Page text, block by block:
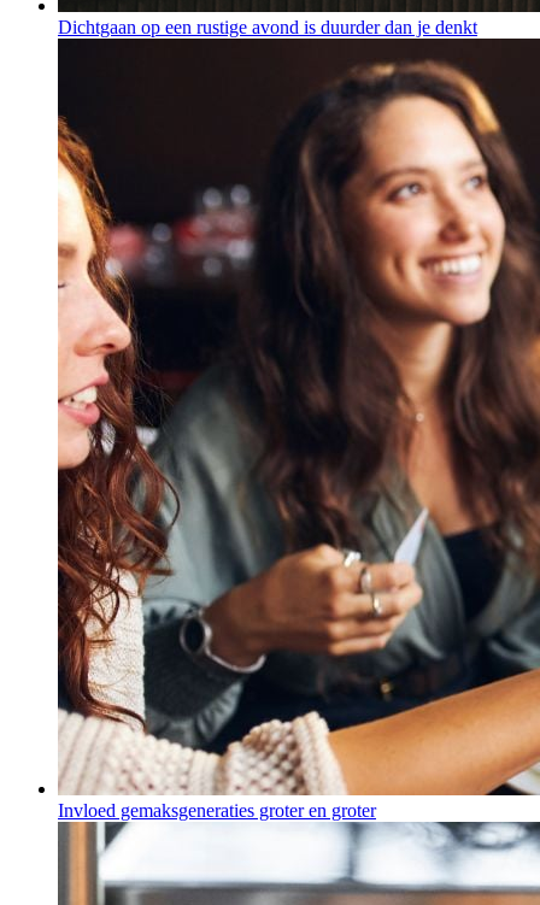
Dichtgaan op een rustige avond is duurder dan je denkt
Invloed gemaksgeneraties groter en groter